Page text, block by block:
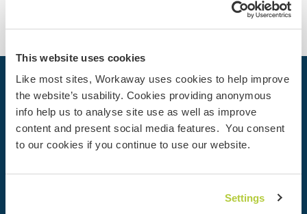
This website uses cookies
Like most sites, Workaway uses cookies to help improve
the website’s usability. Cookies providing anonymous
info help us to analyse site use as well as improve
content and present social media features. You consent
to our cookies if you continue to use our website.
Settings
Sua próxima Aventura começa hoje
Junte-se à comunidade Workaway hoje mesmo para
descobrir experiências de viagem únicas com mais de
50.000 oportunidades por todo o mundo.